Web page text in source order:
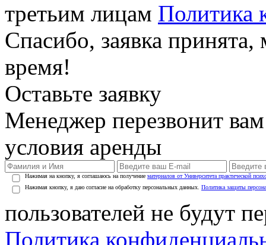
третьим лицам Политика
Спасибо, заявка
время!
Оставьте заявку
Менеджер перезвонит
условия аренды
Нажимая на кнопку, я соглашаюсь на получение материалов от Университета практической
Нажимая кнопку, я даю согласие на обработку персональных данных. Политика защиты
пользователей не будут
Политика